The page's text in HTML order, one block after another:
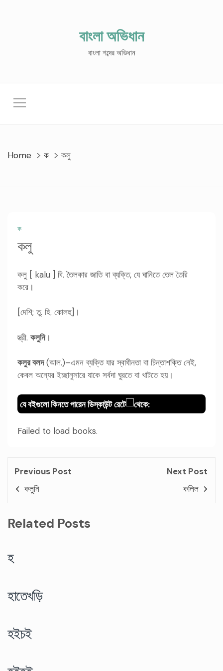
বাংলা অভিধান
বাংলা শব্দের অভিধান
Home ক কলু
ক
কলু
কলু [ kalu ] বি. তৈলকার জাতি বা ব্যক্তি, যে ঘানিতে তেল তৈরি
করে।
[দেশি; তু. হি. কোলহু]।
স্ত্রী. কলুনি।
কলুর বলদ(আল.)–এমন ব্যক্তি যার স্বাধীনতা বা চিন্তাশক্তি নেই,
কেবল অন্যের ইচ্ছানুসারে যাকে সর্বদা ঘুরতে বা খাটতে হয়।
যে বইগুলো কিনতে পারেন ডিস্কাউন্ট রেটে থেকে:
Failed to load books.
Previous Post
কলুনি
Next Post
কলিল
Related Posts
হ
হাতেখড়ি
হইচই